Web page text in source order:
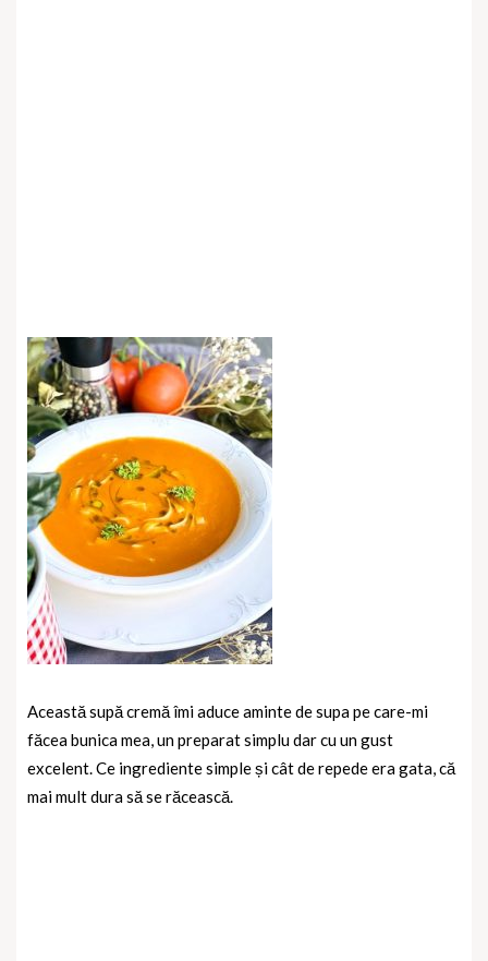
Această supă cremă îmi aduce aminte de supa pe care-mi
făcea bunica mea, un preparat simplu dar cu un gust
excelent. Ce ingrediente simple și cât de repede era gata, că
mai mult dura să se răcească.